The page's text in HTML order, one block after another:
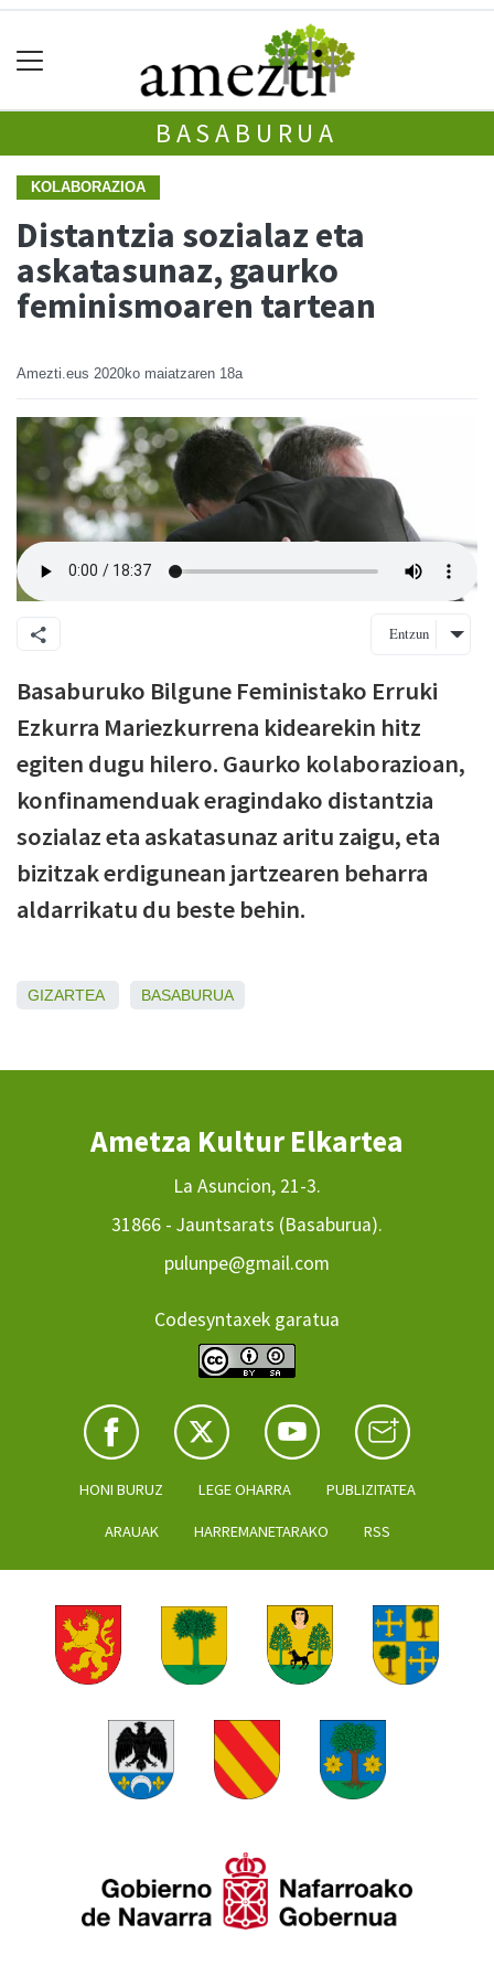
BASABURUA
KOLABORAZIOA
Distantzia sozialaz eta
askatasunaz, gaurko
feminismoaren tartean
Amezti.eus 2020ko maiatzaren 18a
Entzun
Basaburuko Bilgune Feministako Erruki
Ezkurra Mariezkurrena kidearekin hitz
egiten dugu hilero. Gaurko kolaborazioan,
konfinamenduak eragindako distantzia
sozialaz eta askatasunaz aritu zaigu, eta
bizitzak erdigunean jartzearen beharra
aldarrikatu du beste behin.
GIZARTEA BASABURUA
Ametza Kultur Elkartea
La Asuncion, 21-3.
31866 - Jauntsarats (Basaburua).
pulunpe@gmail.com
Codesyntaxek garatua
HONI BURUZ LEGE OHARRA PUBLIZITATEA
ARAUAK HARREMANETARAKO RSS